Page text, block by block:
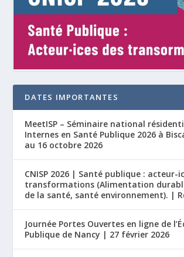
DATES IMPORTANTES
MeetISP – Séminaire national
Internes en Santé Publique 2026 à
au 16 octobre 2026
CNISP 2026 | Santé publique : acteur-
transformations (Alimentation
de la santé, santé environnement). |
Journée Portes Ouvertes en ligne de
Publique de Nancy | 27 février 2026